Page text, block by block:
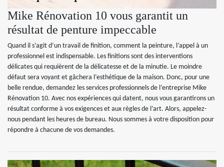
Mike Rénovation 10 vous garantit un
résultat de penture impeccable
Quand il s’agit d’un travail de finition, comment la peinture, l’appel à un
professionnel est indispensable. Les finitions sont des interventions
délicates qui requièrent de la délicatesse et de la minutie. Le moindre
défaut sera voyant et gâchera l’esthétique de la maison. Donc, pour une
belle rendue, demandez les services professionnels de l’entreprise Mike
Rénovation 10. Avec nos expériences qui datent, nous vous garantirons un
résultat conforme à vos exigences et aux règles de l’art. Alors, appelez-
nous pendant les heures de bureau. Nous sommes à votre disposition pour
répondre à chacune de vos demandes.